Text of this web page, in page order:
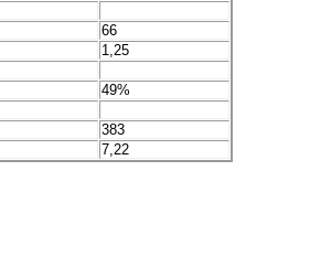
66
1,25
49%
383
7,22